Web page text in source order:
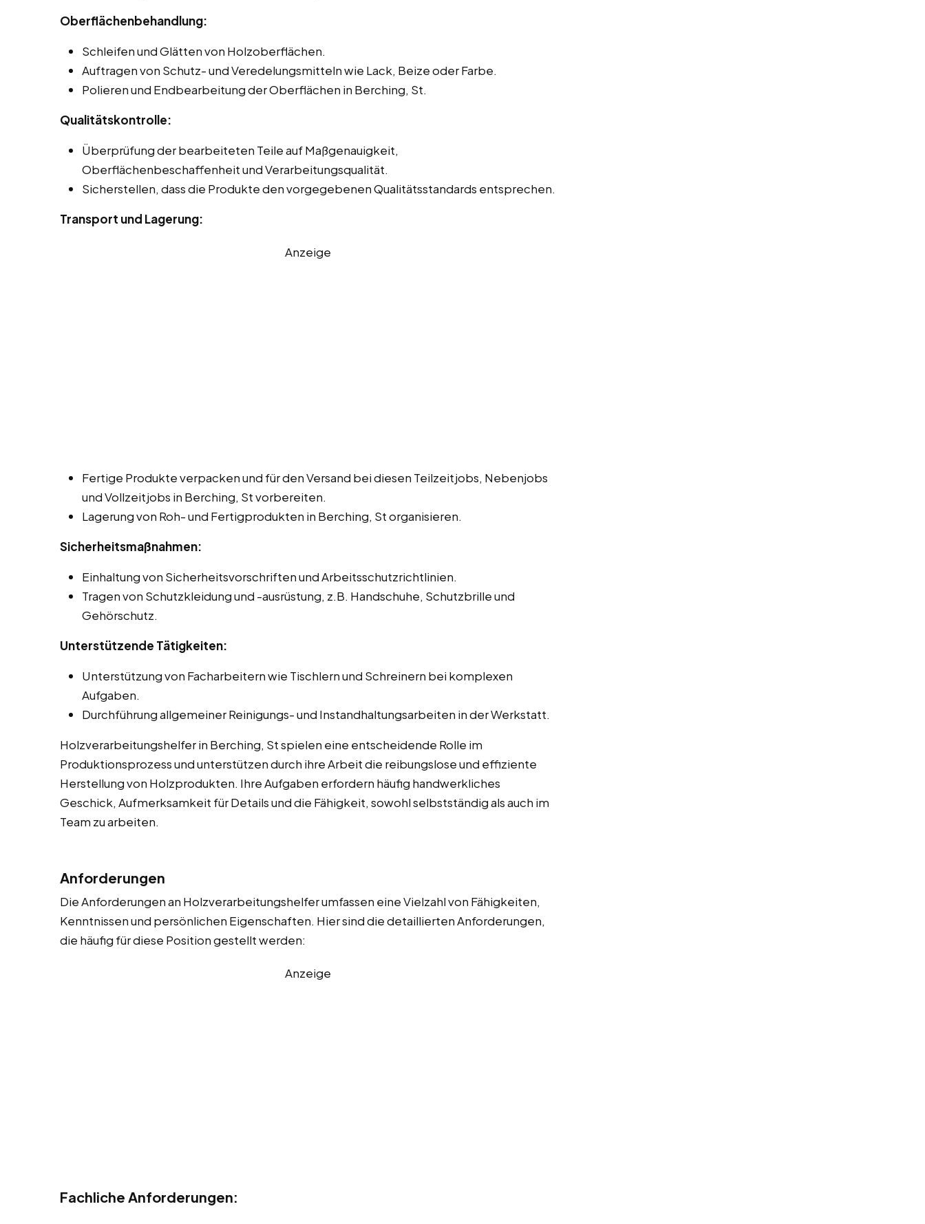
Oberflächenbehandlung:
Schleifen und Glätten von Holzoberflächen.
Auftragen von Schutz- und Veredelungsmitteln wie Lack, Beize oder Farbe.
Polieren und Endbearbeitung der Oberflächen in Berching, St.
Qualitätskontrolle:
Überprüfung der bearbeiteten Teile auf Maßgenauigkeit,
Oberflächenbeschaffenheit und Verarbeitungsqualität.
Sicherstellen, dass die Produkte den vorgegebenen Qualitätsstandards entsprechen.
Transport und Lagerung:
Anzeige
Fertige Produkte verpacken und für den Versand bei diesen Teilzeitjobs, Nebenjobs
und Vollzeitjobs in Berching, St vorbereiten.
Lagerung von Roh- und Fertigprodukten in Berching, St organisieren.
Sicherheitsmaßnahmen:
Einhaltung von Sicherheitsvorschriften und Arbeitsschutzrichtlinien.
Tragen von Schutzkleidung und -ausrüstung, z.B. Handschuhe, Schutzbrille und
Gehörschutz.
Unterstützende Tätigkeiten:
Unterstützung von Facharbeitern wie Tischlern und Schreinern bei komplexen
Aufgaben.
Durchführung allgemeiner Reinigungs- und Instandhaltungsarbeiten in der Werkstatt.
Holzverarbeitungshelfer in Berching, St spielen eine entscheidende Rolle im
Produktionsprozess und unterstützen durch ihre Arbeit die reibungslose und effiziente
Herstellung von Holzprodukten. Ihre Aufgaben erfordern häufig handwerkliches
Geschick, Aufmerksamkeit für Details und die Fähigkeit, sowohl selbstständig als auch im
Team zu arbeiten.
Anforderungen
Die Anforderungen an Holzverarbeitungshelfer umfassen eine Vielzahl von Fähigkeiten,
Kenntnissen und persönlichen Eigenschaften. Hier sind die detaillierten Anforderungen,
die häufig für diese Position gestellt werden:
Anzeige
Fachliche Anforderungen: